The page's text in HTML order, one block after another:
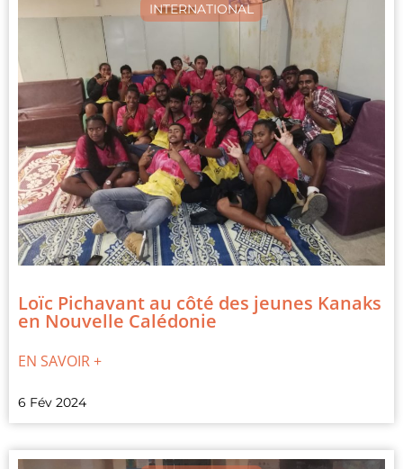
INTERNATIONAL
Loïc Pichavant au côté des jeunes Kanaks
en Nouvelle Calédonie
EN SAVOIR +
6 Fév 2024